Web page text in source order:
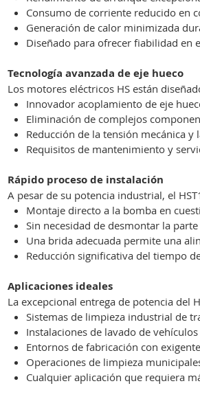
Consumo de corriente reducido en
Generación de calor minimizada
Diseñado para ofrecer fiabilidad en
Tecnología avanzada de eje hueco
Los motores eléctricos HS están
Innovador acoplamiento de eje
Eliminación de complejos
Reducción de la tensión mecánica
Requisitos de mantenimiento y
Rápido proceso de instalación
A pesar de su potencia industrial, el
Montaje directo a la bomba en
Sin necesidad de desmontar la
Una brida adecuada permite una
Reducción significativa del tiempo
Aplicaciones ideales
La excepcional entrega de potencia del
Sistemas de limpieza industrial de
Instalaciones de lavado de
Entornos de fabricación con
Operaciones de limpieza
Cualquier aplicación que requiera